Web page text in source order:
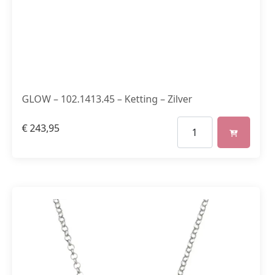
GLOW – 102.1413.45 – Ketting – Zilver
€243,95